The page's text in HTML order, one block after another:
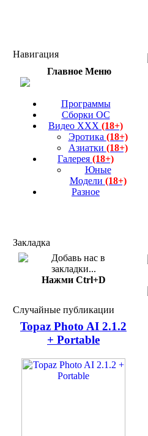
Навигация
Главное Меню
Программы
Сборки ОС
Видео ХХХ (18+)
Эротика (18+)
Азиатки (18+)
Галерея (18+)
Юные
Модели (18+)
Разное
Закладка
Нажми Ctrl+D
Случайные публикации
Topaz Photo AI 2.1.2
+ Portable